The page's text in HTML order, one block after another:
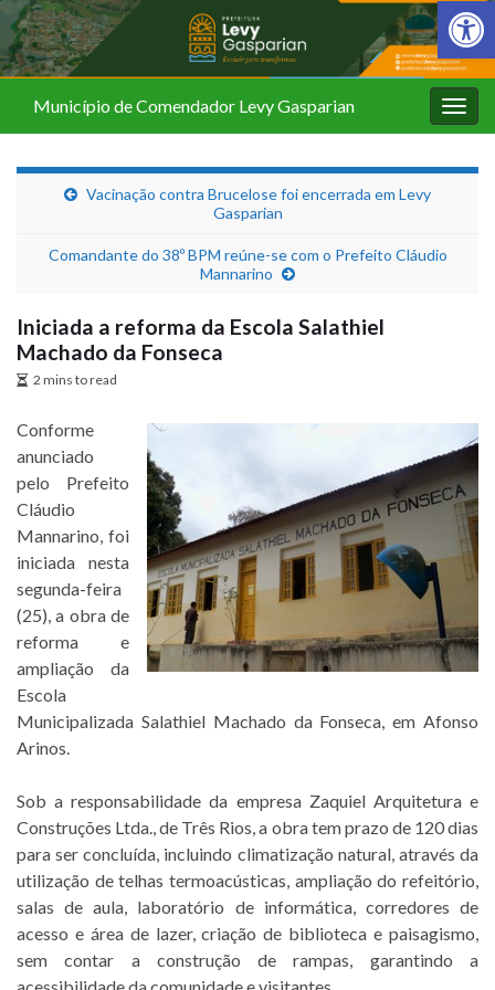
Barra de
Município de Comendador Levy Gasparian
Vacinação contra Brucelose foi encerrada em Levy
Gasparian
Comandante do 38º BPM reúne-se com o Prefeito Cláudio
Mannarino
Iniciada a reforma da Escola Salathiel
Machado da Fonseca
2 mins to read
Conforme
anunciado
pelo Prefeito
Cláudio
Mannarino, foi
iniciada nesta
segunda-feira
(25), a obra de
reforma e
ampliação da
Escola
Municipalizada Salathiel Machado da Fonseca, em Afonso
Arinos.
Sob a responsabilidade da empresa Zaquiel Arquitetura e
Construções Ltda., de Três Rios, a obra tem prazo de 120 dias
para ser concluída, incluindo climatização natural, através da
utilização de telhas termoacústicas, ampliação do refeitório,
salas de aula, laboratório de informática, corredores de
acesso e área de lazer, criação de biblioteca e paisagismo,
sem contar a construção de rampas, garantindo a
acessibilidade da comunidade e visitantes.